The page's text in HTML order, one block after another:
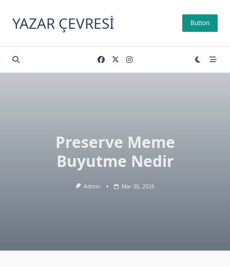
content
YAZAR ÇEVRESI Button
Preserve Meme
Buyutme Nedir
Admin Mar 30, 2026